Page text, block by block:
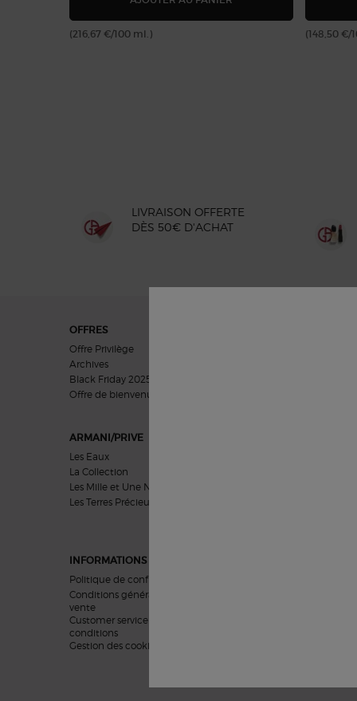
(216,67 €/100 ml.) (148,50 €/
LIVRAISON OFFERTE
DÈS 50€ D'ACHAT
OFFRES
Offre Privilège
Archives
Black Friday 2025
Offre de bienvenue​​
ARMANI/PRIVE
Les Eaux
La Collection
Les Mille et Une Nuits
Les Terres Précieuses
INFORMATIONS LEGALES
Politique de confidentialité
Conditions générales de
vente
Customer service terms and
conditions
Gestion des cookies